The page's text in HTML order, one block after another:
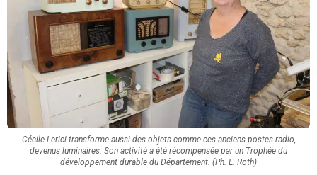
Cécile Lerici transforme aussi des objets comme ces anciens postes radio,
devenus luminaires. Son activité a été récompensée par un Trophée du
développement durable du Département. (Ph. L. Roth)